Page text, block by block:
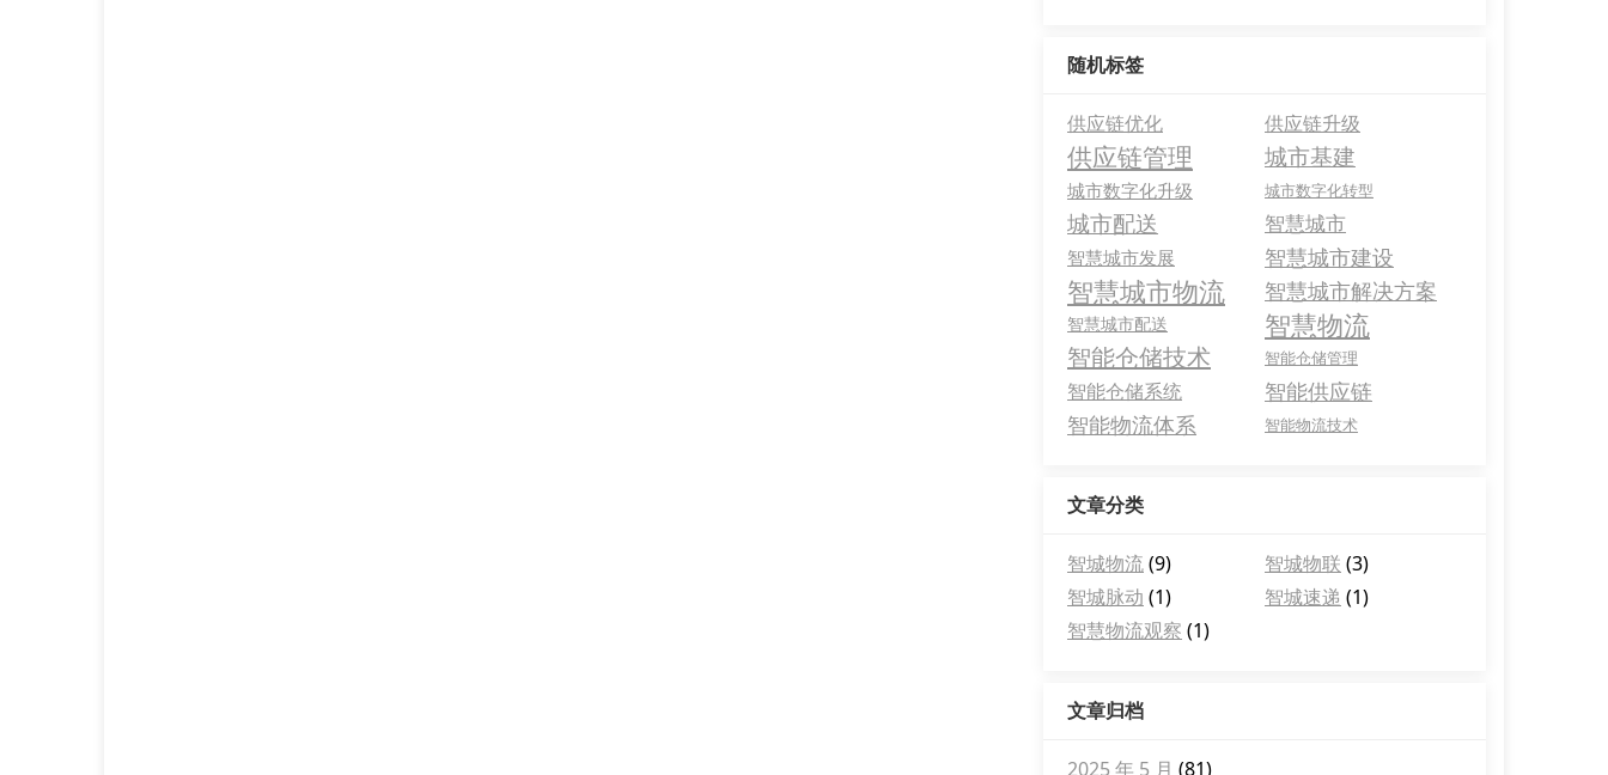
随机标签
供应链优化 供应链升级
供应链管理 城市基建
城市数字化升级 城市数字化转型
城市配送 智慧城市
智慧城市发展 智慧城市建设
智慧城市物流 智慧城市解决方案
智慧城市配送 智慧物流
智能仓储技术 智能仓储管理
智能仓储系统
智能供应链
智能物流体系
智能物流技术
文章分类
智城物流(9) 智城物联 (3)
智城脉动 (1) 智城速递 (1)
智慧物流观察 (1)
文章归档
2025 年 5 月 (81)